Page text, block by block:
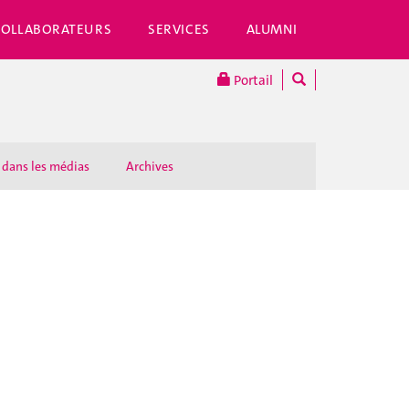
SERVICES ALUMNI
Portail
les médias Archives